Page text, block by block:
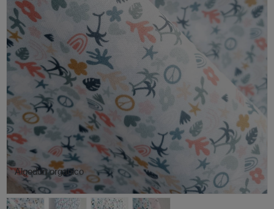
Algodon organico